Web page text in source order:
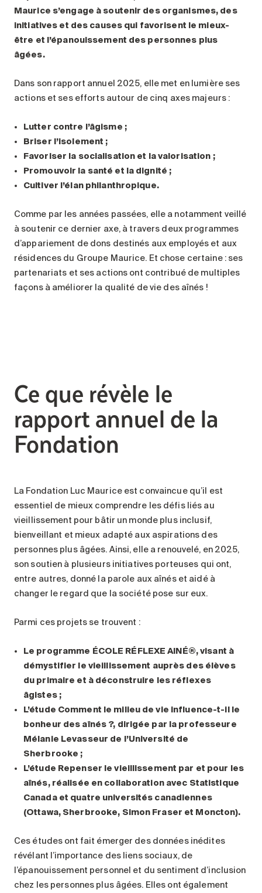
À propos
Nouvelles
Rechercher&nbsp;:
Maurice s’engage à soutenir des organismes, des
initiatives et des causes qui favorisent le mieux-
être et l’épanouissement des personnes plus
âgées.
Dans son rapport annuel 2025, elle met en lumière ses
actions et ses efforts autour de cinq axes majeurs :
Lutter contre l’âgisme ;
Briser l’isolement ;
Favoriser la socialisation et la valorisation ;
Promouvoir la santé et la dignité ;
Cultiver l’élan philanthropique.
Comme par les années passées, elle a notamment veillé
à soutenir ce dernier axe, à travers deux programmes
d’appariement de dons destinés aux employés et aux
résidences du Groupe Maurice. Et chose certaine : ses
partenariats et ses actions ont contribué de multiples
façons à améliorer la qualité de vie des aînés !
Ce que révèle le
rapport annuel de la
Fondation
La Fondation Luc Maurice est convaincue qu’il est
essentiel de mieux comprendre les défis liés au
vieillissement pour bâtir un monde plus inclusif,
bienveillant et mieux adapté aux aspirations des
personnes plus âgées. Ainsi, elle a renouvelé, en 2025,
son soutien à plusieurs initiatives porteuses qui ont,
entre autres, donné la parole aux aînés et aidé à
changer le regard que la société pose sur eux.
Parmi ces projets se trouvent :
Le programme ÉCOLE RÉFLEXE AINÉ®, visant à
démystifier le vieillissement auprès des élèves
du primaire et à déconstruire les réflexes
âgistes ;
L’étude Comment le milieu de vie influence-t-il le
bonheur des aînés ?, dirigée par la professeure
Mélanie Levasseur de l’Université de
Sherbrooke ;
L’étude Repenser le vieillissement par et pour les
aînés, réalisée en collaboration avec Statistique
Canada et quatre universités canadiennes
(Ottawa, Sherbrooke, Simon Fraser et Moncton).
Ces études ont fait émerger des données inédites
révélant l’importance des liens sociaux, de
l’épanouissement personnel et du sentiment d’inclusion
chez les personnes plus âgées. Elles ont également